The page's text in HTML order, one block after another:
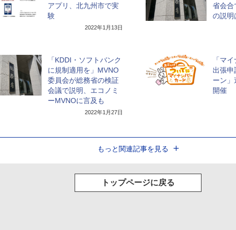
アプリ、北九州市で実
験
2022年1月13日
省会合
の説明
「KDDI・ソフトバンク
に規制適用を」MVNO
委員会が総務省の検証
会議で説明、エコノミ
ーMVNOに言及も
2022年1月27日
「マ
出張申
ーン」
開催
もっと関連記事を見る
トップページに戻る